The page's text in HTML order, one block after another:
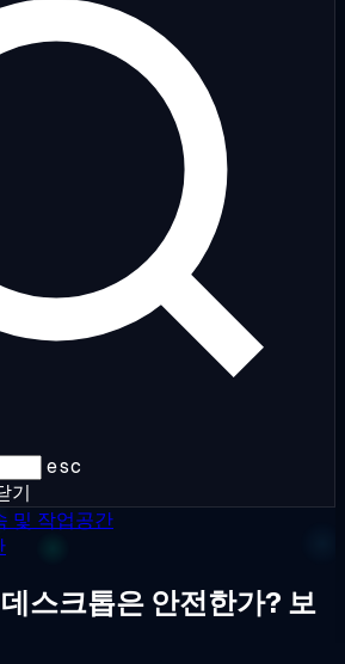
esc
기
및 작업공간
스크톱은 안전한가? 보